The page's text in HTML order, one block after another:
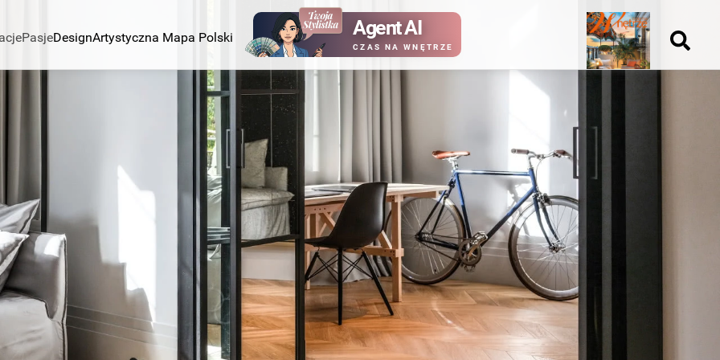
PasjeDesignArtystyczna Mapa Polski Agent AI
CZAS NA WNĘTRZE
Nowy
numer
kup ten
Wydanie papierowe